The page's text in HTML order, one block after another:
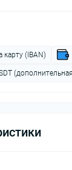
карту (IBAN)